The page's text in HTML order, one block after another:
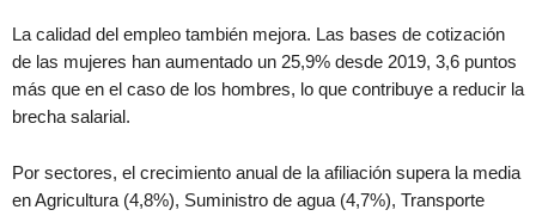
La calidad del empleo también mejora. Las bases de cotización
de las mujeres han aumentado un 25,9% desde 2019, 3,6 puntos
más que en el caso de los hombres, lo que contribuye a reducir la
brecha salarial.
Por sectores, el crecimiento anual de la afiliación supera la media
en Agricultura (4,8%), Suministro de agua (4,7%), Transporte